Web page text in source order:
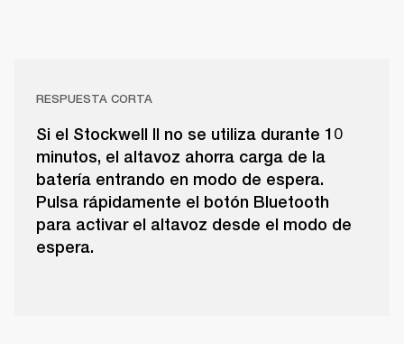
RESPUESTA CORTA
Si el Stockwell II no se utiliza durante 10
minutos, el altavoz ahorra carga de la
batería entrando en modo de espera.
Pulsa rápidamente el botón Bluetooth
para activar el altavoz desde el modo de
espera.